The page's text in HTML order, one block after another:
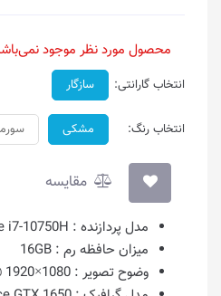
محصول مورد نظر موجود
انتخاب گارانتی: سازگار
انتخاب رنگ: مشکی
مقایسه
مدل پردازنده : i7-10750H
میزان حافظه رم : 16GB
وضوح تصویر : 1080×1920 @ FULLHD